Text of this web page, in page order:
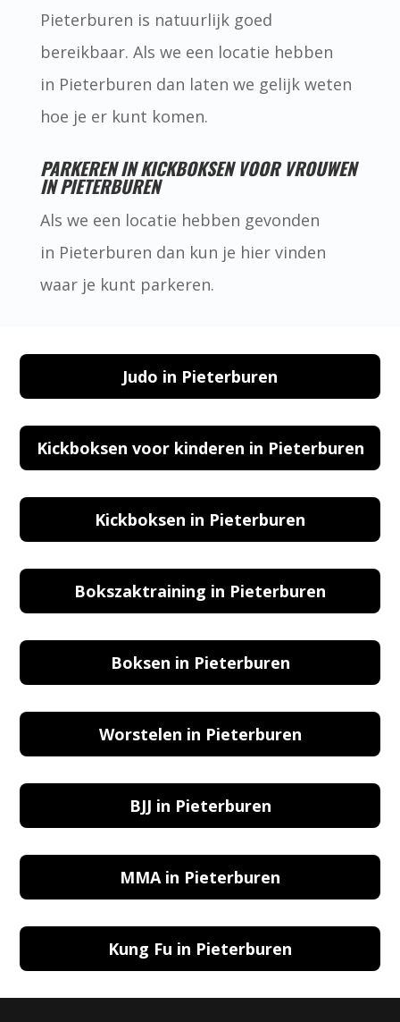
Pieterburen is natuurlijk goed
bereikbaar. Als we een locatie hebben
in Pieterburen dan laten we gelijk weten
hoe je er kunt komen.
PARKEREN IN KICKBOKSEN VOOR VROUWEN
IN PIETERBUREN
Als we een locatie hebben gevonden
in Pieterburen dan kun je hier vinden
waar je kunt parkeren.
Judo in Pieterburen
Kickboksen voor kinderen in Pieterburen
Kickboksen in Pieterburen
Bokszaktraining in Pieterburen
Boksen in Pieterburen
Worstelen in Pieterburen
BJJ in Pieterburen
MMA in Pieterburen
Kung Fu in Pieterburen